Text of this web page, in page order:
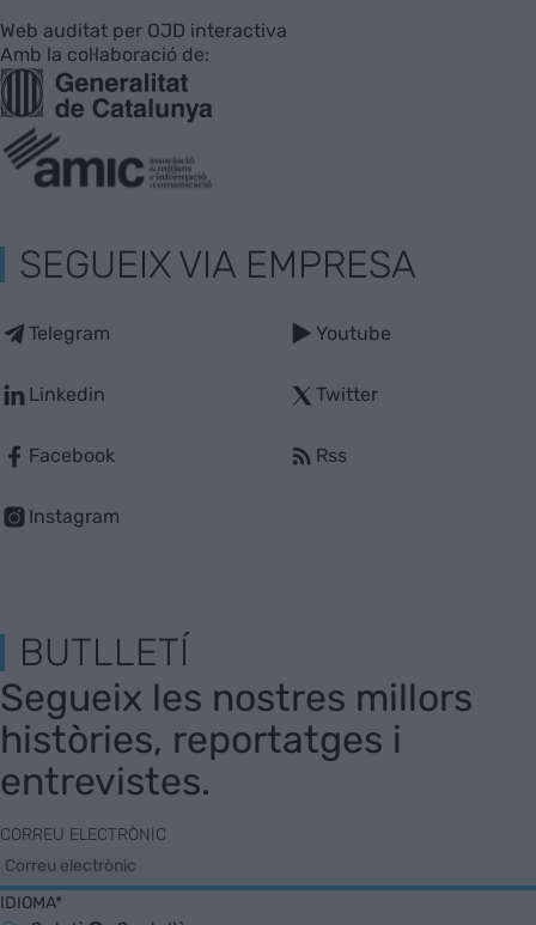
Web auditat per OJD interactiva
Amb la col·laboració de:
SEGUEIX VIA EMPRESA
Telegram
Linkedin
Facebook
Instagram
Youtube
Twitter
Rss
BUTLLETÍ
Segueix les nostres millors
històries, reportatges i
entrevistes.
CORREU ELECTRÒNIC
IDIOMA*